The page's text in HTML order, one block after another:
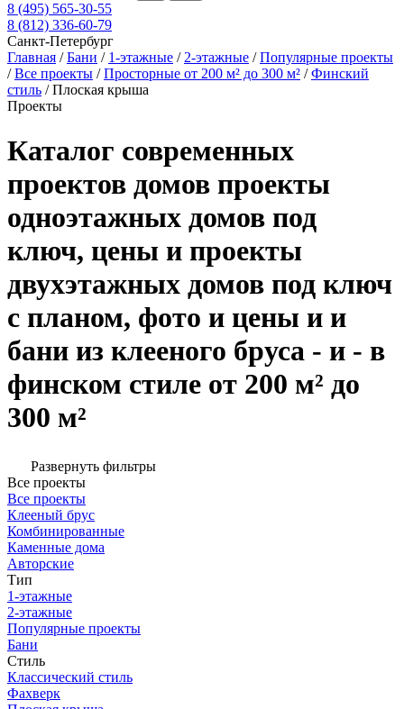
8 (495) 565-30-55
8 (812) 336-60-79
Санкт-Петербург
Главная /Бани / 1-этажные / 2-этажные /Популярные проекты
/Все проекты /Просторные от 200 м² до 300 м² /Финский
стиль /Плоская крыша
Проекты
Каталог современных
проектов домов проекты
одноэтажных домов под
ключ, цены и проекты
двухэтажных домов под ключ
с планом, фото и цены и и
бани из клееного бруса - и - в
финском стиле от 200 м² до
300 м²
Развернуть фильтры
Все проекты
Все проекты
Клееный брус
Комбинированные
Каменные дома
Авторские
Тип
1-этажные
2-этажные
Популярные проекты
Бани
Стиль
Классический стиль
Фахверк